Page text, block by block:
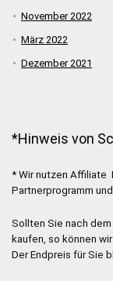
November 2022
März 2022
Dezember 2021
*Hinweis von
* Wir nutzen Affiliate
Partnerprogramm
Sollten Sie nach
kaufen, so können
Der Endpreis für Sie